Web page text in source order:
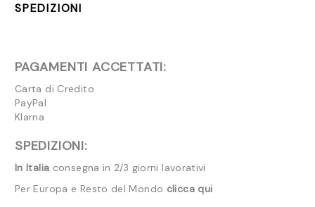
SPEDIZIONI
PAGAMENTI ACCETTATI:
Carta di Credito
PayPal
Klarna
SPEDIZIONI:
In Italia consegna in 2/3 giorni lavorativi
Per Europa e Resto del Mondo clicca qui